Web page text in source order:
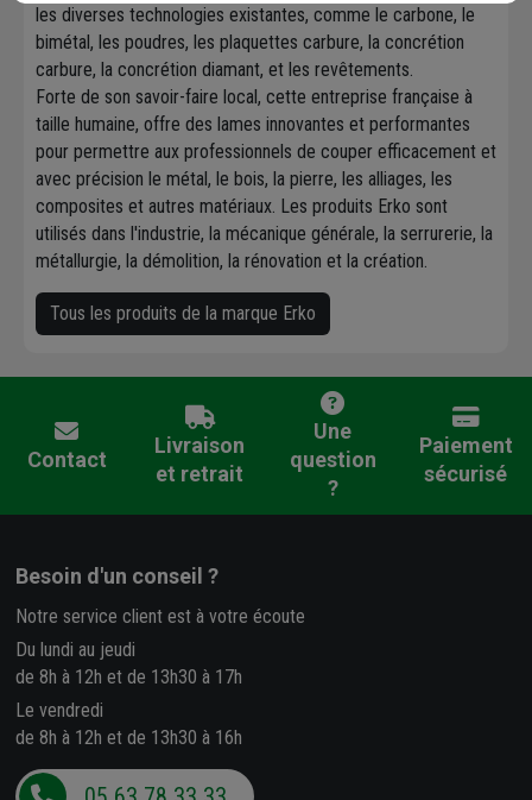
les diverses technologies existantes, comme le carbone, le
bimétal, les poudres, les plaquettes carbure, la concrétion
carbure, la concrétion diamant, et les revêtements.
Forte de son savoir-faire local, cette entreprise française à
taille humaine, offre des lames innovantes et performantes
pour permettre aux professionnels de couper efficacement et
avec précision le métal, le bois, la pierre, les alliages, les
composites et autres matériaux. Les produits Erko sont
utilisés dans l'industrie, la mécanique générale, la serrurerie, la
métallurgie, la démolition, la rénovation et la création.
Tous les produits de la marque Erko
Contact
Livraison
et retrait
Une
question
?
Paiement
sécurisé
Besoin d'un conseil ?
Notre service client est à votre écoute
Du lundi au jeudi
de 8h à 12h et de 13h30 à 17h
Le vendredi
de 8h à 12h et de 13h30 à 16h